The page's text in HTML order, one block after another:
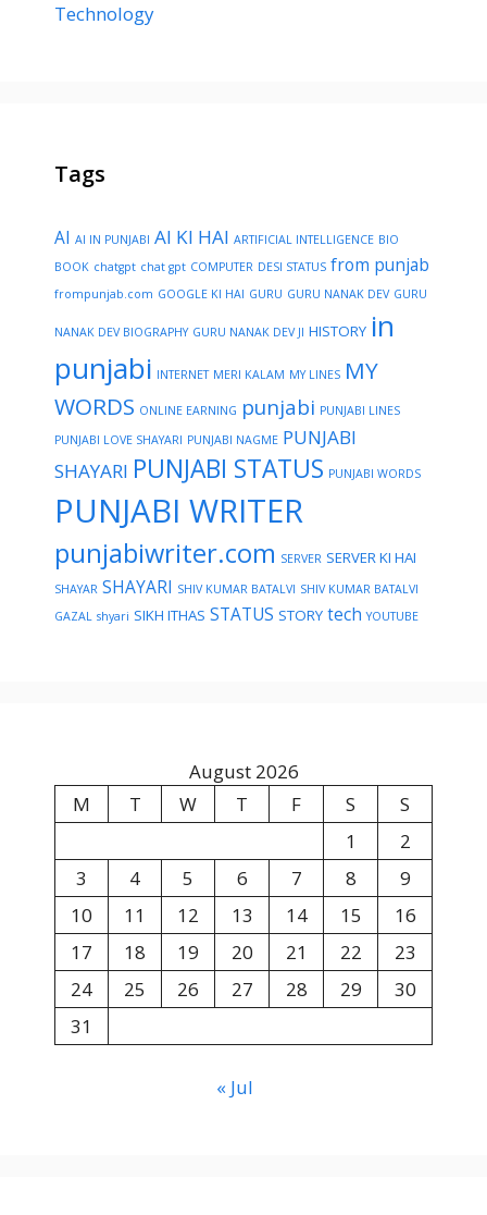
Technology
Tags
AI AI IN PUNJABI AI KI HAI ARTIFICIAL INTELLIGENCE BIO
BOOK chatgpt chat gpt COMPUTER DESI STATUS from punjab
frompunjab.com GOOGLE KI HAI GURU GURU NANAK DEV GURU
NANAK DEV BIOGRAPHY GURU NANAK DEV JI HISTORY in
punjabi INTERNET MERI KALAM MY LINES MY
WORDS ONLINE EARNING punjabi PUNJABI LINES
PUNJABI LOVE SHAYARI PUNJABI NAGME PUNJABI
SHAYARI PUNJABI STATUS PUNJABI WORDS
PUNJABI WRITER
punjabiwriter.com SERVER SERVER KI HAI
SHAYAR SHAYARI SHIV KUMAR BATALVI SHIV KUMAR BATALVI
GAZAL shyari SIKH ITHAS STATUS STORY tech YOUTUBE
August 2026
M
T W T F S
S
1
2
3
4 5 6 7 8
9
10
11 12 13 14 15
16
17
18 19 20 21 22
23
24
25 26 27 28 29
30
31
« Jul